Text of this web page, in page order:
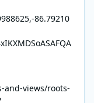
86.79210
and-views/roots-